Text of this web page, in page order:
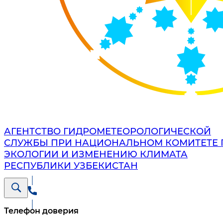
АГЕНТСТВО ГИДРОМЕТЕОРОЛОГИЧЕСКОЙ
СЛУЖБЫ ПРИ НАЦИОНАЛЬНОМ КОМИТЕТЕ
ЭКОЛОГИИ И ИЗМЕНЕНИЮ КЛИМАТА
РЕСПУБЛИКИ УЗБЕКИСТАН
Телефон доверия